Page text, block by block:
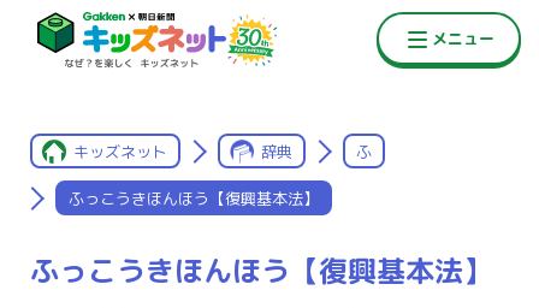
キッズネット 辞典 ふ
ふっこうきほんほう【復興基本法】
ふっこうきほんほう【復興基本法】